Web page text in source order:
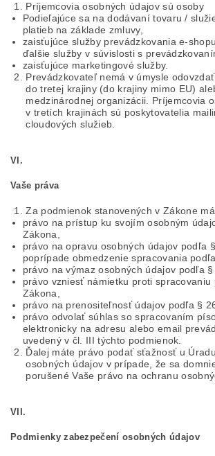
Príjemcovia osobných údajov sú osoby
Podieľajúce sa na dodávaní tovaru /
platieb na základe zmluvy,
zaisťujúce služby prevádzkovania e-
ďalšie služby v súvislosti s
zaisťujúce marketingové služby.
Prevádzkovateľ nemá v úmysle
do tretej krajiny (do krajiny mimo EU)
medzinárodnej organizácii. Príjemcovia
v tretích krajinách sú poskytovatelia
cloudových služieb.
VI.
Vaše práva
Za podmienok stanovených v Zákone
právo na prístup ku svojím osobným
Zákona,
právo na opravu osobných údajov podľa
poprípade obmedzenie spracovania
právo na výmaz osobných údajov podľa §
právo vzniesť námietku proti spracovaniu
Zákona,
právo na prenositeľnosť údajov podľa §
právo odvolať súhlas so spracovaním
elektronicky na adresu alebo email
uvedený v čl. III týchto podmienok.
Ďalej máte právo podať sťažnosť u
osobných údajov v prípade, že sa
porušené Vaše právo na ochranu
VII.
Podmienky zabezpečení osobných údajov